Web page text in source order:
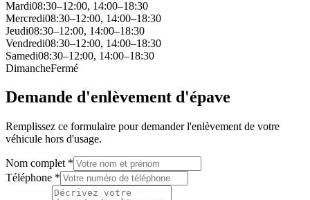
Mardi08:30–12:00, 14:00–18:30
Mercredi08:30–12:00, 14:00–18:30
Jeudi08:30–12:00, 14:00–18:30
Vendredi08:30–12:00, 14:00–18:30
Samedi08:30–12:00, 14:00–18:30
DimancheFermé
Demande d'enlèvement d'épave
Remplissez ce formulaire pour demander l'enlèvement de votre
véhicule hors d'usage.
Nom complet *
Téléphone *